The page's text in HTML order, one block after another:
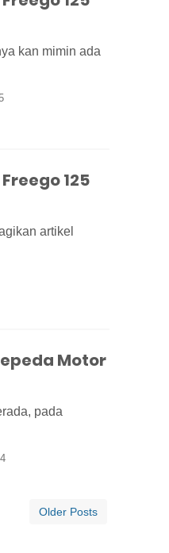
kan mimin ada
125
artikel
Motor
pada
Older Posts